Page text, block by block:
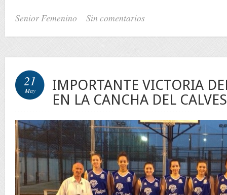
Senior Femenino Sin comentarios
21
May
IMPORTANTE VICTORIA
EN LA CANCHA DEL